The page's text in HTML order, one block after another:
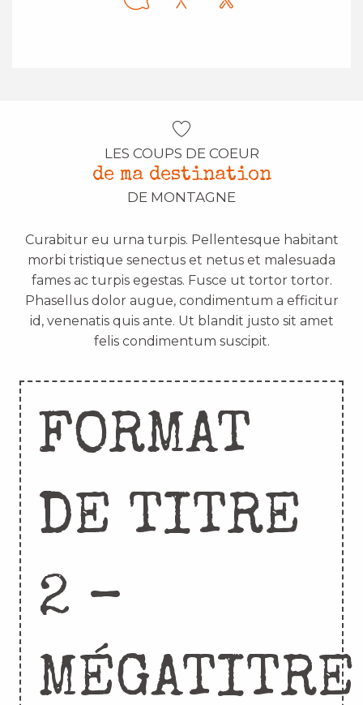
LES COUPS DE COEUR
de ma destination
DE MONTAGNE
Curabitur eu urna turpis. Pellentesque habitant
morbi tristique senectus et netus et malesuada
fames ac turpis egestas. Fusce ut tortor tortor.
Phasellus dolor augue, condimentum a efficitur
id, venenatis quis ante. Ut blandit justo sit amet
felis condimentum suscipit.
FORMAT
DE TITRE
2 –
MÉGATITRE